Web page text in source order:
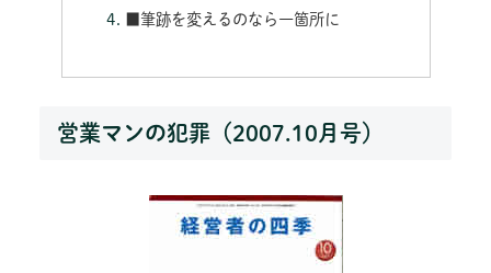
■筆跡を変えるのなら一箇所に
営業マンの犯罪（2007.10月号）